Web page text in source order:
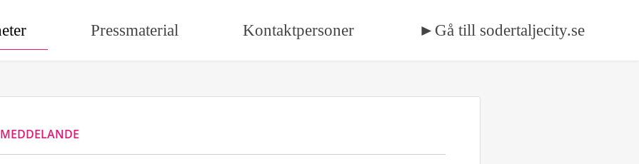
Pressmaterial Kontaktpersoner ►Gå till sodertaljecity.se